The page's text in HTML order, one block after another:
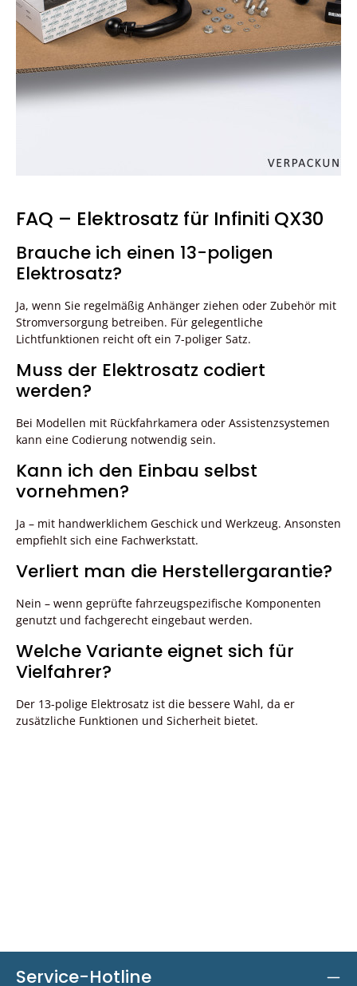
FAQ – Elektrosatz für Infiniti QX30
Brauche ich einen 13-poligen
Elektrosatz?
Ja, wenn Sie regelmäßig Anhänger ziehen oder Zubehör mit
Stromversorgung betreiben. Für gelegentliche
Lichtfunktionen reicht oft ein 7-poliger Satz.
Muss der Elektrosatz codiert
werden?
Bei Modellen mit Rückfahrkamera oder Assistenzsystemen
kann eine Codierung notwendig sein.
Kann ich den Einbau selbst
vornehmen?
Ja – mit handwerklichem Geschick und Werkzeug. Ansonsten
empfiehlt sich eine Fachwerkstatt.
Verliert man die Herstellergarantie?
Nein – wenn geprüfte fahrzeugspezifische Komponenten
genutzt und fachgerecht eingebaut werden.
Welche Variante eignet sich für
Vielfahrer?
Der 13-polige Elektrosatz ist die bessere Wahl, da er
zusätzliche Funktionen und Sicherheit bietet.
Service-Hotline